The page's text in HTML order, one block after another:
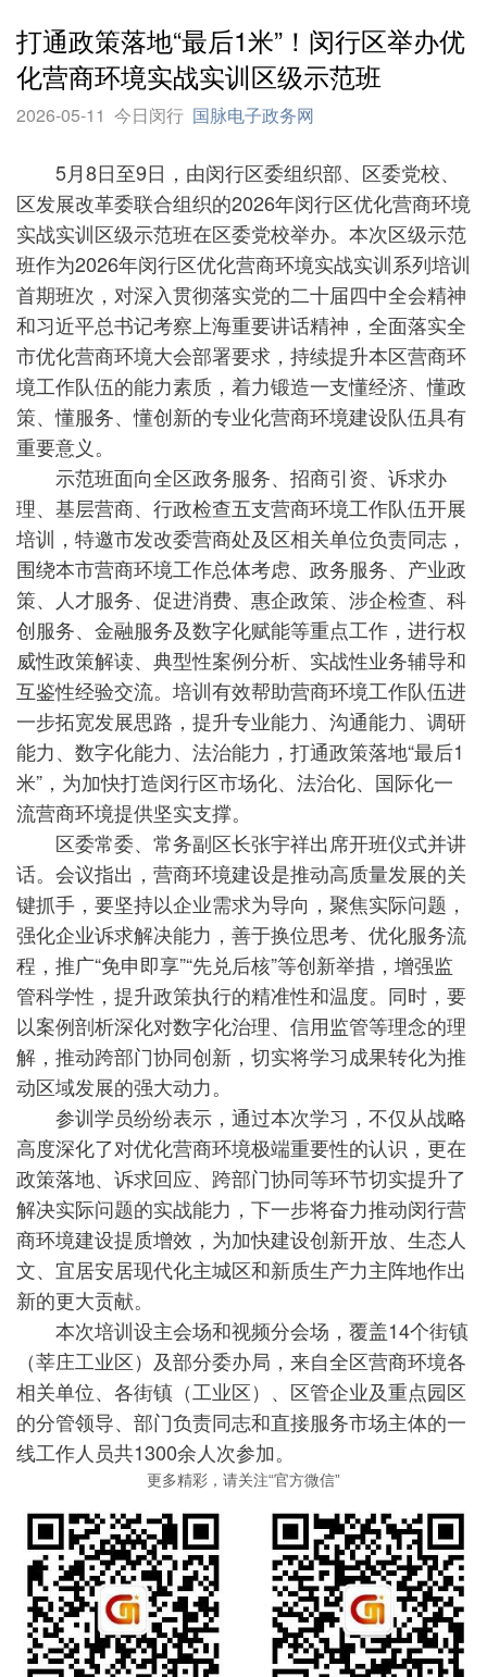
打通政策落地“最后1米”！闵行区举办优
化营商环境实战实训区级示范班
2026-05-11 今日闵行 国脉电子政务网
5月8日至9日，由闵行区委组织部、区委党校、
区发展改革委联合组织的2026年闵行区优化营商环境
实战实训区级示范班在区委党校举办。本次区级示范
班作为2026年闵行区优化营商环境实战实训系列培训
首期班次，对深入贯彻落实党的二十届四中全会精神
和习近平总书记考察上海重要讲话精神，全面落实全
市优化营商环境大会部署要求，持续提升本区营商环
境工作队伍的能力素质，着力锻造一支懂经济、懂政
策、懂服务、懂创新的专业化营商环境建设队伍具有
重要意义。
示范班面向全区政务服务、招商引资、诉求办
理、基层营商、行政检查五支营商环境工作队伍开展
培训，特邀市发改委营商处及区相关单位负责同志，
围绕本市营商环境工作总体考虑、政务服务、产业政
策、人才服务、促进消费、惠企政策、涉企检查、科
创服务、金融服务及数字化赋能等重点工作，进行权
威性政策解读、典型性案例分析、实战性业务辅导和
互鉴性经验交流。培训有效帮助营商环境工作队伍进
一步拓宽发展思路，提升专业能力、沟通能力、调研
能力、数字化能力、法治能力，打通政策落地“最后1
米”，为加快打造闵行区市场化、法治化、国际化一
流营商环境提供坚实支撑。
区委常委、常务副区长张宇祥出席开班仪式并讲
话。会议指出，营商环境建设是推动高质量发展的关
键抓手，要坚持以企业需求为导向，聚焦实际问题，
强化企业诉求解决能力，善于换位思考、优化服务流
程，推广“免申即享”“先兑后核”等创新举措，增强监
管科学性，提升政策执行的精准性和温度。同时，要
以案例剖析深化对数字化治理、信用监管等理念的理
解，推动跨部门协同创新，切实将学习成果转化为推
动区域发展的强大动力。
参训学员纷纷表示，通过本次学习，不仅从战略
高度深化了对优化营商环境极端重要性的认识，更在
政策落地、诉求回应、跨部门协同等环节切实提升了
解决实际问题的实战能力，下一步将奋力推动闵行营
商环境建设提质增效，为加快建设创新开放、生态人
文、宜居安居现代化主城区和新质生产力主阵地作出
新的更大贡献。
本次培训设主会场和视频分会场，覆盖14个街镇
（莘庄工业区）及部分委办局，来自全区营商环境各
相关单位、各街镇（工业区）、区管企业及重点园区
的分管领导、部门负责同志和直接服务市场主体的一
线工作人员共1300余人次参加。
更多精彩，请关注“官方微信”